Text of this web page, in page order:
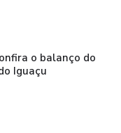
o balanço do
Iguaçu